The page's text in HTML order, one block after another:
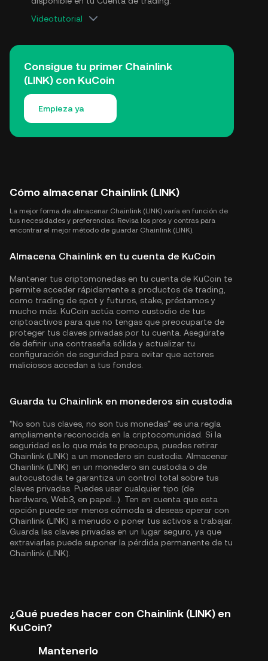
Videotutorial
Consigue tu primer Chainlink
(LINK) con KuCoin
Empieza ya
Cómo almacenar Chainlink (LINK)
La mejor forma de almacenar Chainlink (LINK) varía en función de
tus necesidades y preferencias. Revisa los pros y contras para
encontrar el mejor método de guardar Chainlink (LINK).
Almacena Chainlink en tu cuenta de KuCoin
Mantener tus criptomonedas en tu cuenta de KuCoin te
permite acceder rápidamente a productos de trading,
como trading de spot y futuros, stake, préstamos y
mucho más. KuCoin actúa como custodio de tus
criptoactivos para que no tengas que preocuparte de
proteger tus claves privadas por tu cuenta. Asegúrate
de definir una contraseña sólida y actualizar tu
configuración de seguridad para evitar que actores
maliciosos accedan a tus fondos.
Guarda tu Chainlink en monederos sin custodia
"No son tus claves, no son tus monedas" es una regla
ampliamente reconocida en la criptocomunidad. Si la
seguridad es lo que más te preocupa, puedes retirar
Chainlink (LINK) a un monedero sin custodia. Almacenar
Chainlink (LINK) en un monedero sin custodia o de
autocustodia te garantiza un control total sobre tus
claves privadas. Puedes usar cualquier tipo (de
hardware, Web3, en papel...). Ten en cuenta que esta
opción puede ser menos cómoda si deseas operar con
Chainlink (LINK) a menudo o poner tus activos a trabajar.
Guarda las claves privadas en un lugar seguro, ya que
extraviarlas puede suponer la pérdida permanente de tu
Chainlink (LINK).
¿Qué puedes hacer con Chainlink (LINK) en
KuCoin?
Mantenerlo